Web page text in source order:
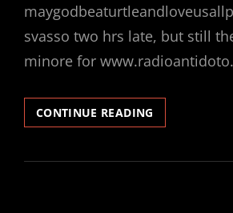
svasso two hrs late, but still
minore for
CONTINUE READING
GOD
WITH